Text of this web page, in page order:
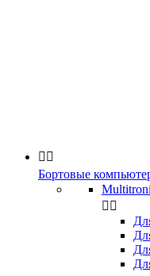
 
Бортовые
 